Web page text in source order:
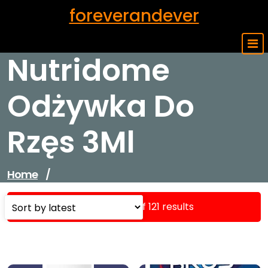
foreverandever
Nutridome
Odżywka Do
Rzęs 3Ml
Home /
Showing 1–16 of 121 results